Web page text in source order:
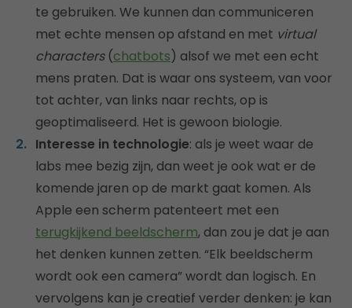
te gebruiken. We kunnen dan communiceren
met echte mensen op afstand en met virtual
characters(chatbots) alsof we met een echt
mens praten. Dat is waar ons systeem, van voor
tot achter, van links naar rechts, op is
geoptimaliseerd. Het is gewoon biologie.
Interesse in technologie: als je weet waar de
labs mee bezig zijn, dan weet je ook wat er de
komende jaren op de markt gaat komen. Als
Apple een scherm patenteert met een
terugkijkend beeldscherm, dan zou je dat je aan
het denken kunnen zetten. “Elk beeldscherm
wordt ook een camera” wordt dan logisch. En
vervolgens kan je creatief verder denken: je kan